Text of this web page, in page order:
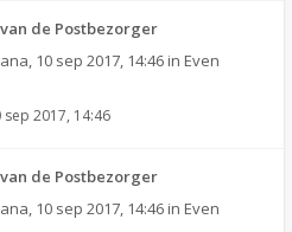
de Postbezorger
, 10 sep 2017, 14:46 in Even
sep 2017, 14:46
de Postbezorger
, 10 sep 2017, 14:46 in Even